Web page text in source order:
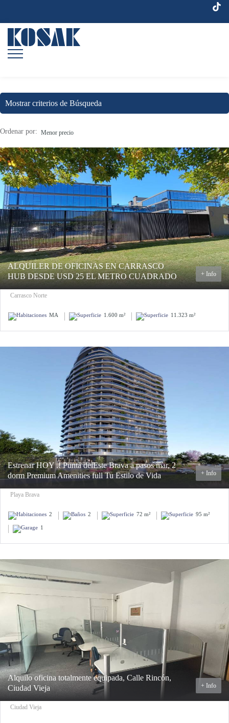
Mostrar criterios de Búsqueda
Ordenar por: Menor precio
ALQUILER DE OFICINAS EN CARRASCO
HUB DESDE USD 25 EL METRO CUADRADO
+ Info
Carrasco Norte
MA 1.600 m² 11.323 m²
Estrenar HOY .! Punta delEste Brava a pasos mar, 2
dorm Premium Amenities full Tu Estilo de Vida
+ Info
Playa Brava
2 2 72 m² 95 m²
1
Alquilo oficina totalmente equipada, Calle Rincón,
Ciudad Vieja
+ Info
Ciudad Vieja